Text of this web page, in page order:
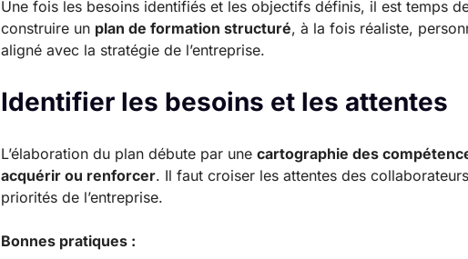
Une fois les besoins identifiés et les objectifs définis, il est temps
construire un plan de formation structuré, à la fois réaliste,
aligné avec la stratégie de l’entreprise.
Identifier les besoins et les attentes
L’élaboration du plan débute par une cartographie des
acquérir ou renforcer. Il faut croiser les attentes des
priorités de l’entreprise.
Bonnes pratiques :